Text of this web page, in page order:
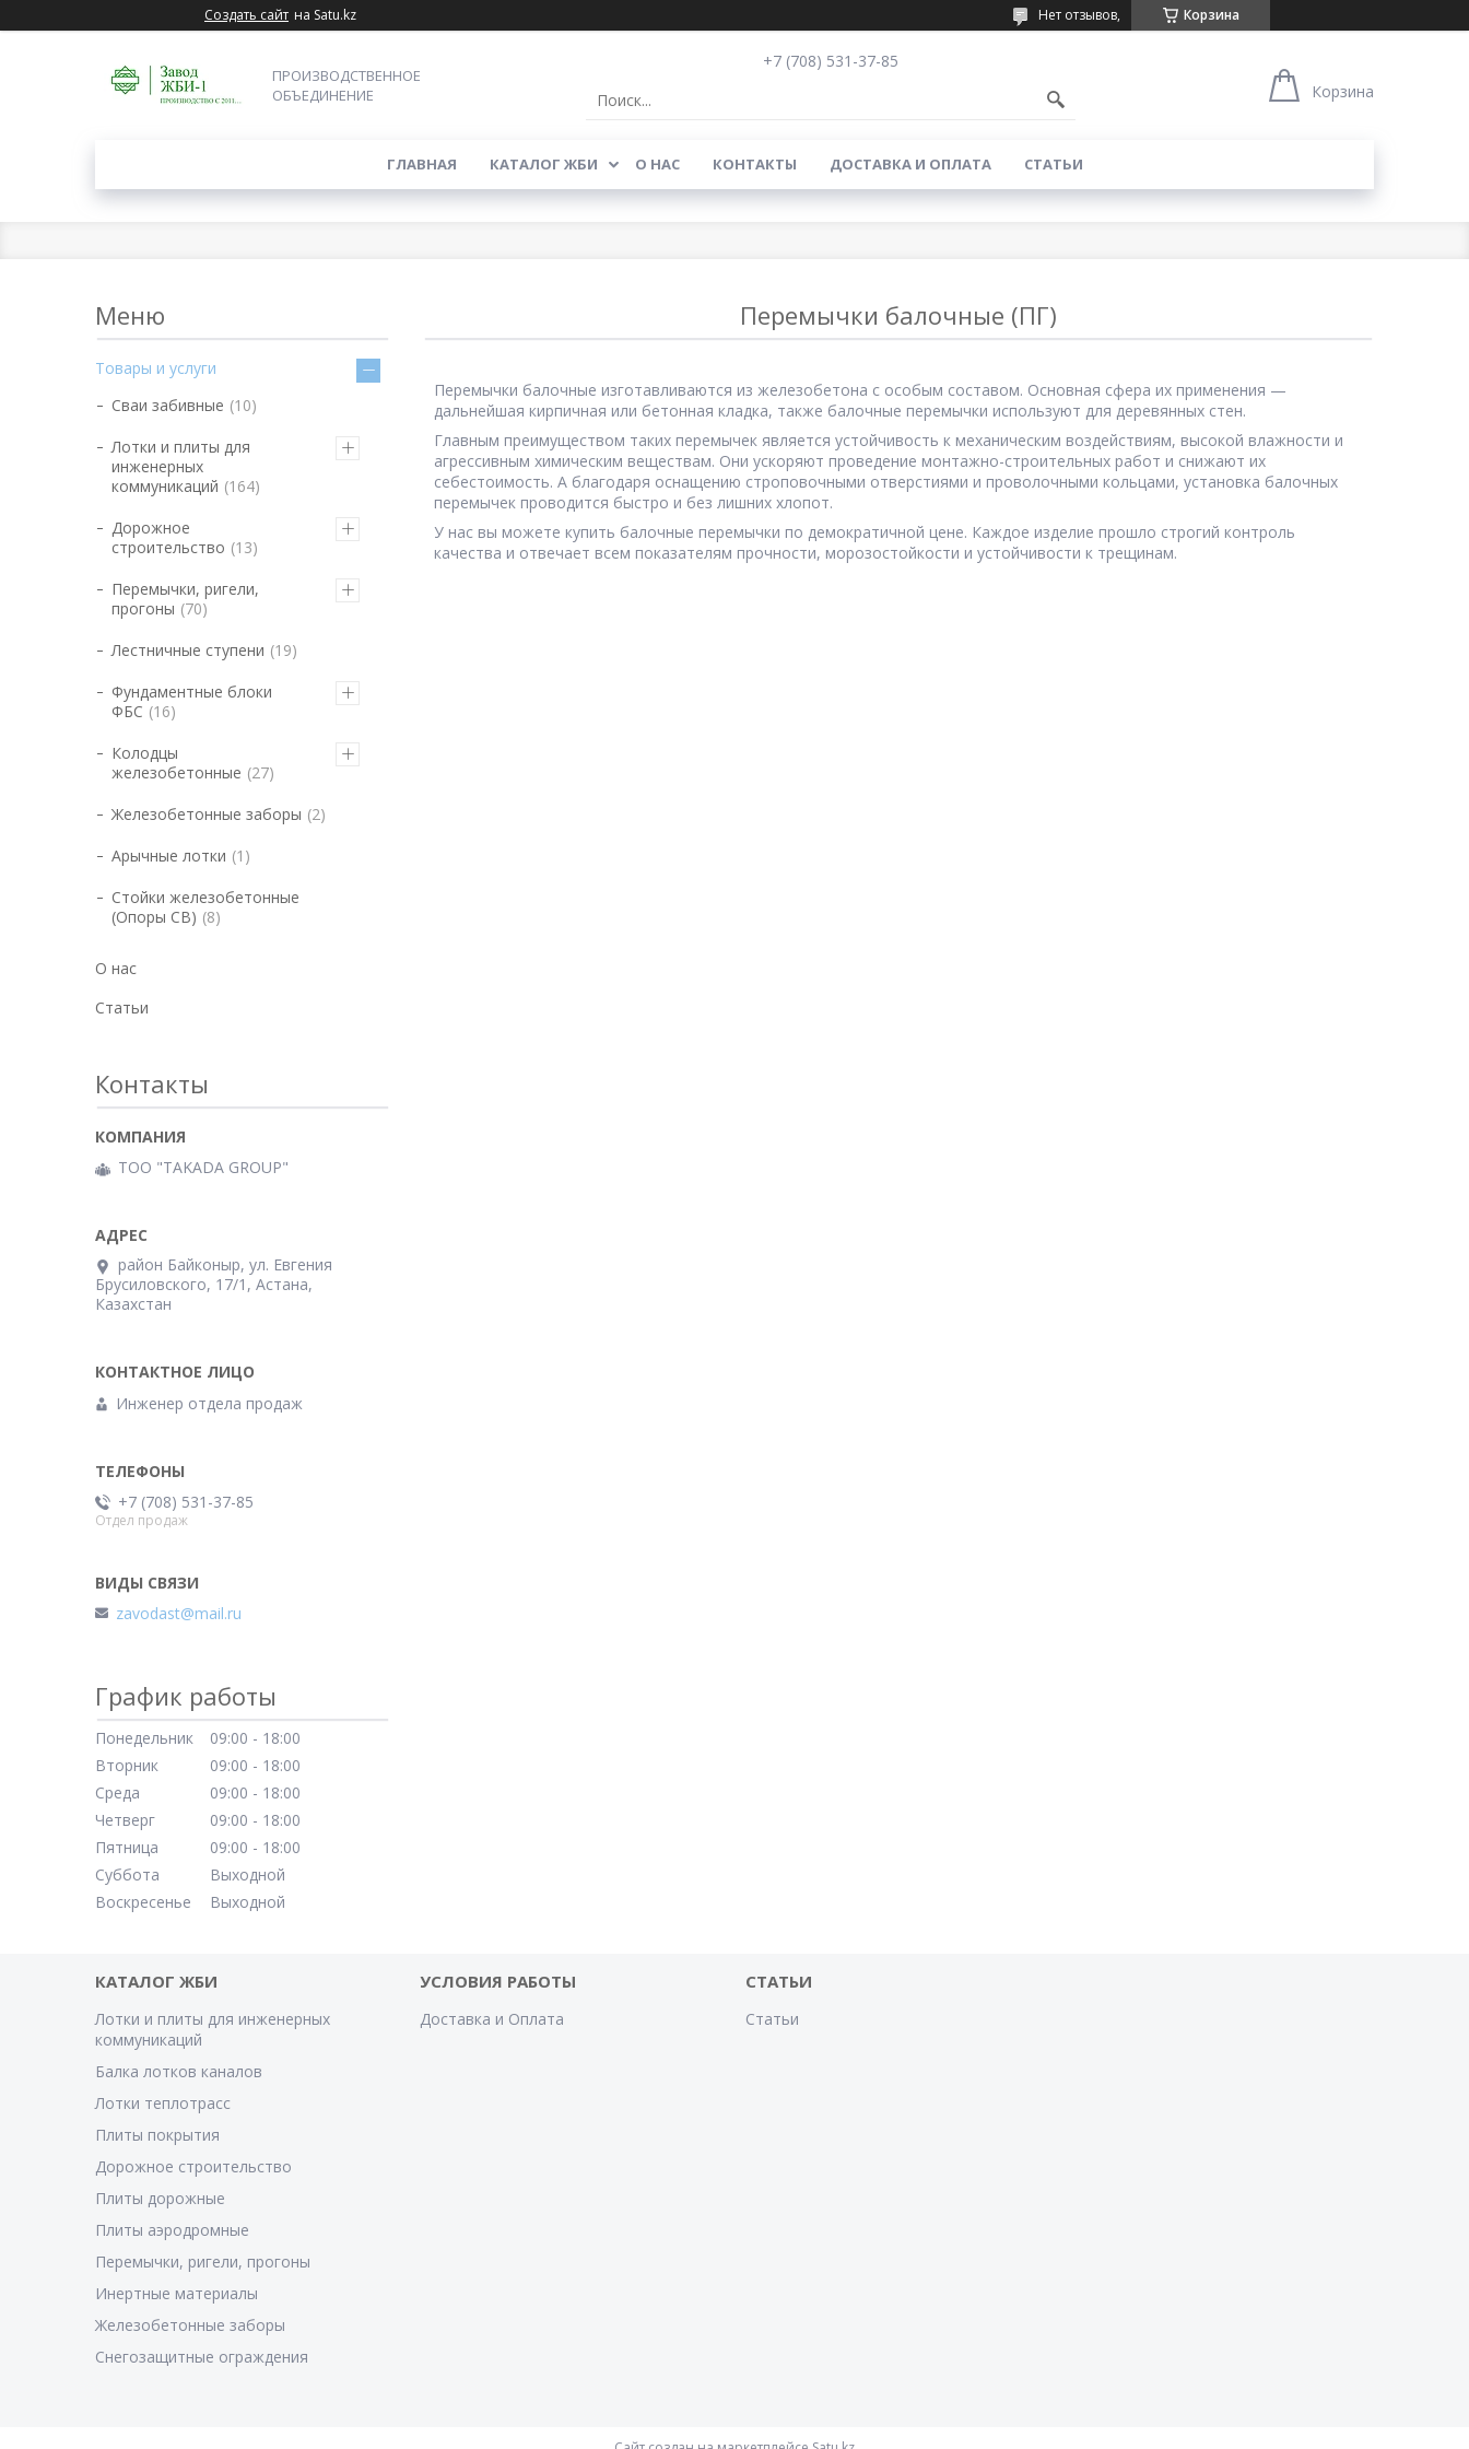
Создать сайт на Satu.kz Корзина
Нет отзывов,
ПРОИЗВОДСТВЕННОЕ
ОБЪЕДИНЕНИЕ
+7 (708) 531-37-85
Корзина
ГЛАВНАЯ КАТАЛОГ ЖБИ О НАС КОНТАКТЫ ДОСТАВКА И ОПЛАТА СТАТЬИ
Перемычки балочные (ПГ)
Перемычки балочные изготавливаются из железобетона с особым составом. Основная сфера их применения —
дальнейшая кирпичная или бетонная кладка, также балочные перемычки используют для деревянных стен.
Главным преимуществом таких перемычек является устойчивость к механическим воздействиям, высокой влажности и
агрессивным химическим веществам. Они ускоряют проведение монтажно-строительных работ и снижают их
себестоимость. А благодаря оснащению строповочными отверстиями и проволочными кольцами, установка балочных
перемычек проводится быстро и без лишних хлопот.
У нас вы можете купить балочные перемычки по демократичной цене. Каждое изделие прошло строгий контроль
качества и отвечает всем показателям прочности, морозостойкости и устойчивости к трещинам.
Товары и услуги
Сваи забивные 10
Лотки и плиты для
инженерных
коммуникаций 164
Дорожное
строительство 13
Перемычки, ригели,
прогоны 70
Лестничные ступени 19
Фундаментные блоки
ФБС 16
Колодцы
железобетонные 27
Железобетонные заборы 2
Арычные лотки 1
Стойки железобетонные
(Опоры СВ) 8
О нас
Статьи
Контакты
ТОО "TAKADA GROUP"
район Байконыр, ул. Евгения
Брусиловского, 17/1, Астана,
Казахстан
Инженер отдела продаж
+7 (708) 531-37-85
Отдел продаж
zavodast@mail.ru
График работы
Понедельник 09:00
18:00
Вторник
09:00
18:00
Среда
09:00
18:00
Четверг
09:00
18:00
Пятница
09:00
18:00
Суббота
Выходной
Воскресенье
Выходной
КАТАЛОГ ЖБИ
Лотки и плиты для инженерных
коммуникаций
Балка лотков каналов
Лотки теплотрасс
Плиты покрытия
Дорожное строительство
Плиты дорожные
Плиты аэродромные
Перемычки, ригели, прогоны
Инертные материалы
Железобетонные заборы
Снегозащитные ограждения
УСЛОВИЯ РАБОТЫ
Доставка и Оплата
СТАТЬИ
Статьи